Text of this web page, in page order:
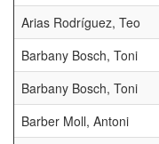
Arias Rodríguez, Teo
Barbany Bosch, Toni
Barbany Bosch, Toni
Barber Moll, Antoni